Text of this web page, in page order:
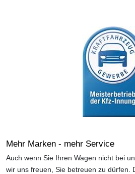
Mehr Marken - mehr Service
Auch wenn Sie Ihren Wagen nicht bei
wir uns freuen, Sie betreuen zu dürfen.